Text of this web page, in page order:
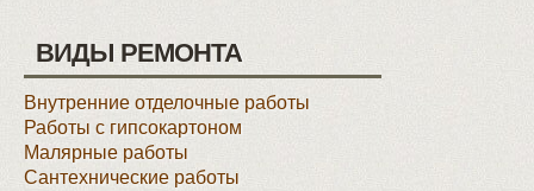
ВИДЫ РЕМОНТА
Внутренние отделочные работы
Работы с гипсокартоном
Малярные работы
Сантехнические работы